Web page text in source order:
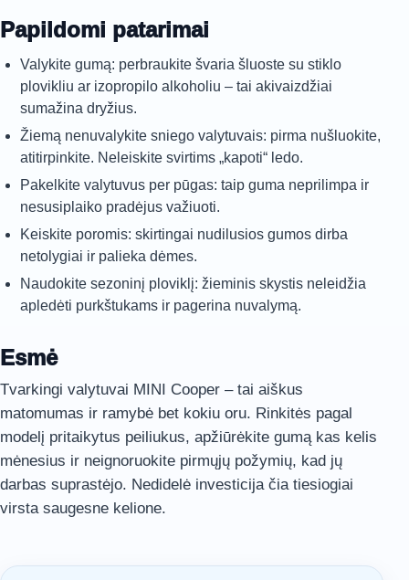
Papildomi patarimai
Valykite gumą: perbraukite švaria šluoste su stiklo
plovikliu ar izopropilo alkoholiu – tai akivaizdžiai
sumažina dryžius.
Žiemą nenuvalykite sniego valytuvais: pirma nušluokite,
atitirpinkite. Neleiskite svirtims „kapoti“ ledo.
Pakelkite valytuvus per pūgas: taip guma neprilimpa ir
nesusiplaiko pradėjus važiuoti.
Keiskite poromis: skirtingai nudilusios gumos dirba
netolygiai ir palieka dėmes.
Naudokite sezoninį ploviklį: žieminis skystis neleidžia
apledėti purkštukams ir pagerina nuvalymą.
Esmė
Tvarkingi valytuvai MINI Cooper – tai aiškus
matomumas ir ramybė bet kokiu oru. Rinkitės pagal
modelį pritaikytus peiliukus, apžiūrėkite gumą kas kelis
mėnesius ir neignoruokite pirmųjų požymių, kad jų
darbas suprastėjo. Nedidelė investicija čia tiesiogiai
virsta saugesne kelione.